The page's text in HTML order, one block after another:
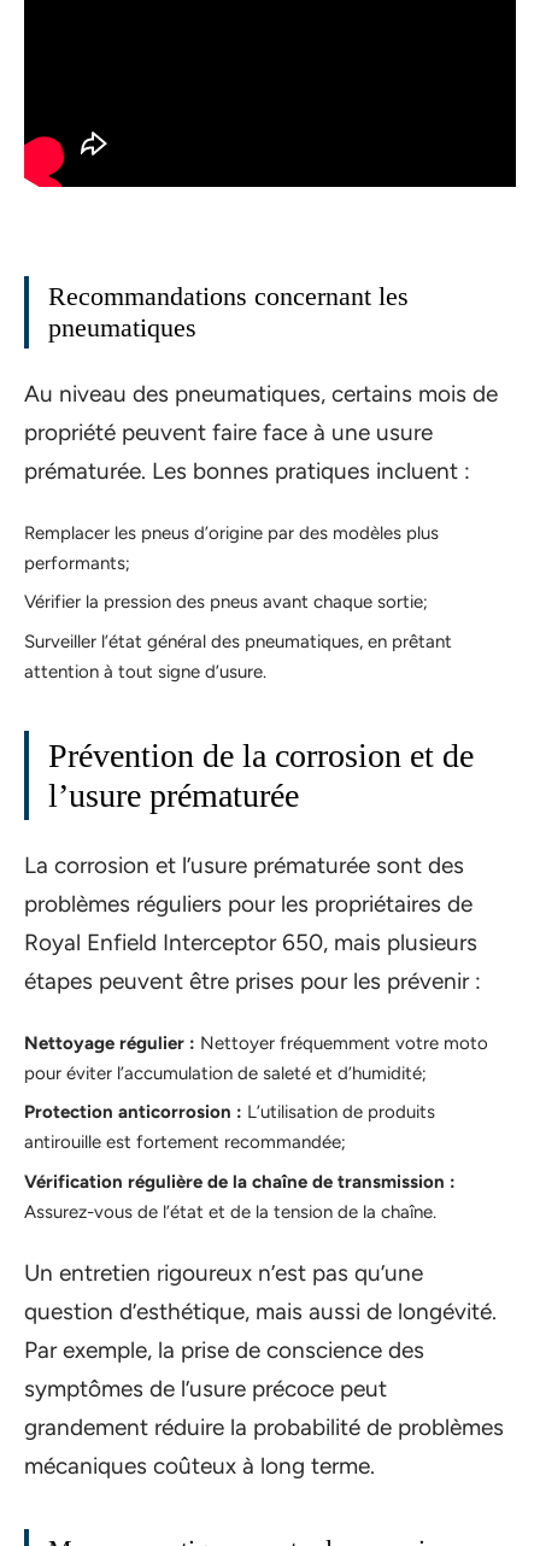
Recommandations concernant les
pneumatiques
Au niveau des pneumatiques, certains mois de
propriété peuvent faire face à une usure
prématurée. Les bonnes pratiques incluent :
Remplacer les pneus d’origine par des modèles plus
performants;
Vérifier la pression des pneus avant chaque sortie;
Surveiller l’état général des pneumatiques, en prêtant
attention à tout signe d’usure.
Prévention de la corrosion et de
l’usure prématurée
La corrosion et l’usure prématurée sont des
problèmes réguliers pour les propriétaires de
Royal Enfield Interceptor 650, mais plusieurs
étapes peuvent être prises pour les prévenir :
Nettoyage régulier : Nettoyer fréquemment votre moto
pour éviter l’accumulation de saleté et d’humidité;
Protection anticorrosion : L’utilisation de produits
antirouille est fortement recommandée;
Vérification régulière de la chaîne de transmission :
Assurez-vous de l’état et de la tension de la chaîne.
Un entretien rigoureux n’est pas qu’une
question d’esthétique, mais aussi de longévité.
Par exemple, la prise de conscience des
symptômes de l’usure précoce peut
grandement réduire la probabilité de problèmes
mécaniques coûteux à long terme.